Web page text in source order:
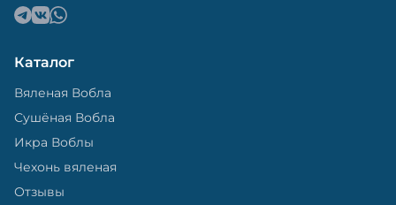
Каталог
Вяленая Вобла
Сушёная Вобла
Икра Воблы
Чехонь вяленая
Отзывы